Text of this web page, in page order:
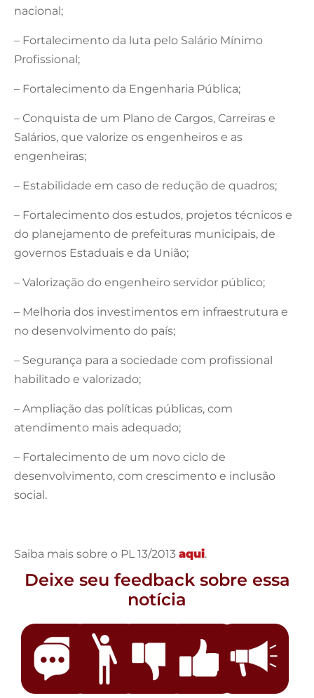
nacional;
– Fortalecimento da luta pelo Salário Mínimo
Profissional;
– Fortalecimento da Engenharia Pública;
– Conquista de um Plano de Cargos, Carreiras e
Salários, que valorize os engenheiros e as
engenheiras;
– Estabilidade em caso de redução de quadros;
– Fortalecimento dos estudos, projetos técnicos e
do planejamento de prefeituras municipais, de
governos Estaduais e da União;
– Valorização do engenheiro servidor público;
– Melhoria dos investimentos em infraestrutura e
no desenvolvimento do país;
– Segurança para a sociedade com profissional
habilitado e valorizado;
– Ampliação das políticas públicas, com
atendimento mais adequado;
– Fortalecimento de um novo ciclo de
desenvolvimento, com crescimento e inclusão
social.
Saiba mais sobre o PL 13/2013 aqui.
Deixe seu feedback sobre essa
notícia